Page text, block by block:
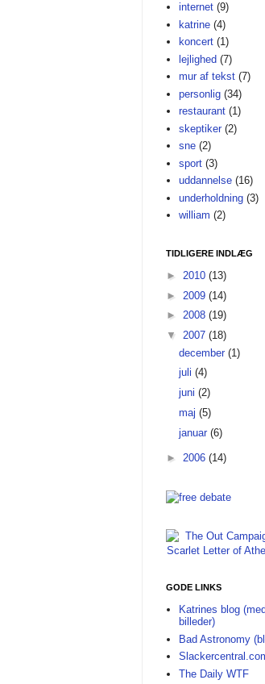
internet (9)
katrine (4)
koncert (1)
lejlighed (7)
mur af tekst (7)
personlig (34)
restaurant (1)
skeptiker (2)
sne (2)
sport (3)
uddannelse (16)
underholdning (3)
william (2)
TIDLIGERE INDLÆG
► 2010 (13)
► 2009 (14)
► 2008 (19)
▼ 2007 (18)
december (1)
juli (4)
juni (2)
maj (5)
januar (6)
► 2006 (14)
GODE LINKS
Katrines blog (med
billeder)
Bad Astronomy
The Daily WTF